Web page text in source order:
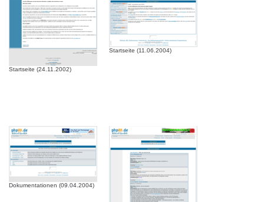
Startseite (24.11.2002)
Startseite (11.06.2004)
Dokumentationen (09.04.2004)